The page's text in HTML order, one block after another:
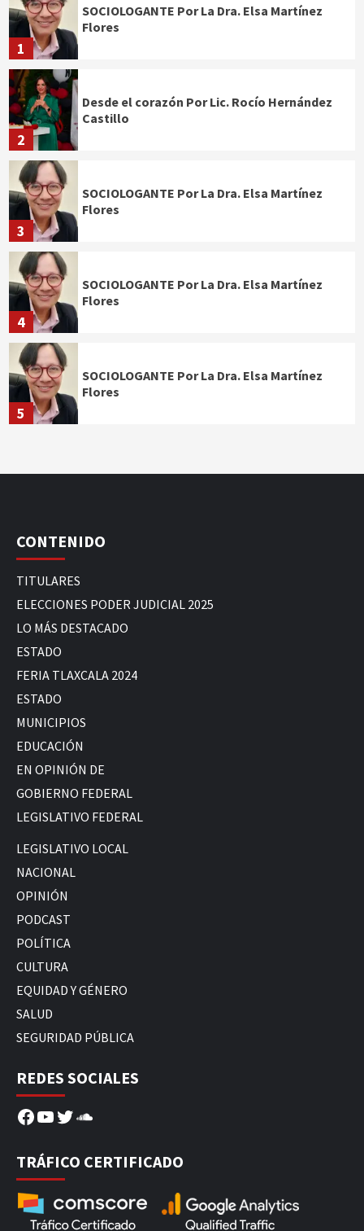
1
SOCIOLOGANTE Por La Dra. Elsa Martínez
Flores
2
Desde el corazón Por Lic. Rocío Hernández
Castillo
3
SOCIOLOGANTE Por La Dra. Elsa Martínez
Flores
4
SOCIOLOGANTE Por La Dra. Elsa Martínez
Flores
5
SOCIOLOGANTE Por La Dra. Elsa Martínez
Flores
CONTENIDO
TITULARES
ELECCIONES PODER JUDICIAL 2025
LO MÁS DESTACADO
ESTADO
FERIA TLAXCALA 2024
ESTADO
MUNICIPIOS
EDUCACIÓN
EN OPINIÓN DE
GOBIERNO FEDERAL
LEGISLATIVO FEDERAL
LEGISLATIVO LOCAL
NACIONAL
OPINIÓN
PODCAST
POLÍTICA
CULTURA
EQUIDAD Y GÉNERO
SALUD
SEGURIDAD PÚBLICA
REDES SOCIALES
Facebook
YouTube
Twitter
SoundCloud
TRÁFICO CERTIFICADO